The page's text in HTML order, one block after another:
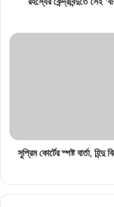
সুপ্রিম কোর্টের স্পষ্ট বার্তা,